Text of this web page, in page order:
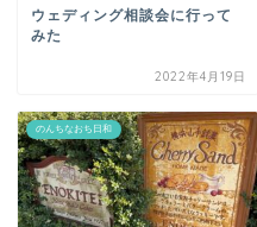
ウェディング相談会に行って
みた
2022年4月19日
のんちなおち日和